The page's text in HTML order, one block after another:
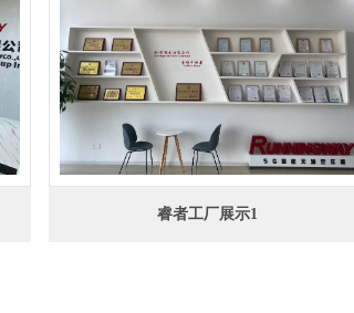
睿者工厂展示1